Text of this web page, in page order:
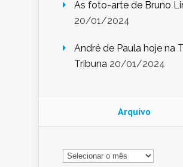
As foto-arte de Bruno
20/01/2024
André de Paula hoje na
Tribuna 20/01/2024
Arquivo
Arquivo